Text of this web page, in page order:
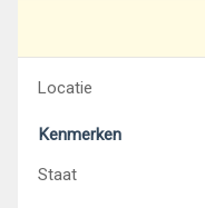
Locatie
Kenmerken
Staat